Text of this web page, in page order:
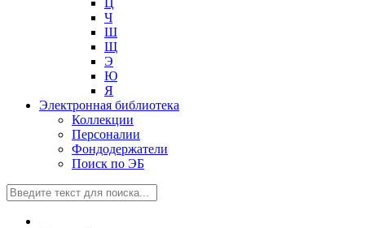
Ц
Ч
Ш
Щ
Э
Ю
Я
Электронная библиотека
Коллекции
Персоналии
Фондодержатели
Поиск по ЭБ